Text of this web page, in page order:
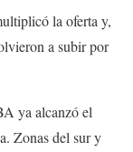
la oferta y,
a subir por
ya alcanzó el
Zonas del sur y